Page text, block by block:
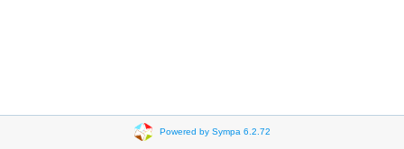
Powered by Sympa 6.2.72